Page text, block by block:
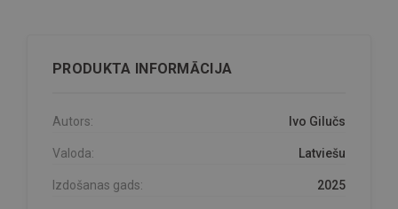
PRODUKTA INFORMĀCIJA
Autors: Ivo Gilučs
Valoda: Latviešu
Izdošanas gads: 2025